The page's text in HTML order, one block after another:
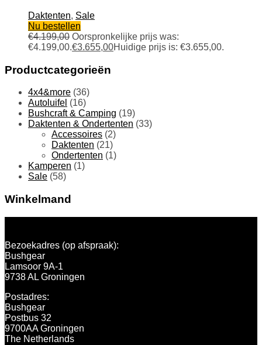
Daktenten, Sale
Nu bestellen
€4.199,00 Oorspronkelijke prijs was:
€4.199,00.€3.655,00Huidige prijs is: €3.655,00.
Productcategorieën
4x4&more (36)
Autoluifel (16)
Bushcraft & Camping (19)
Daktenten & Ondertenten (33)
Accessoires (2)
Daktenten (21)
Ondertenten (1)
Kamperen (1)
Sale (58)
Winkelmand
Bezoekadres (op afspraak):
Bushgear
Lamsoor 9A-1
9738 AL Groningen
Postadres:
Bushgear
Postbus 32
9700AA Groningen
The Netherlands